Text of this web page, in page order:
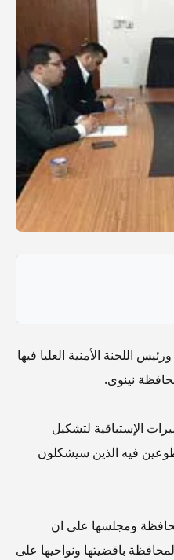
اللجنة الأمنية العليا فيها
نينوى.
الإستباقية لتشكيل
فيه الذين سيشكلون
ومجلسها على ان
باقضيتها ونواحيها على